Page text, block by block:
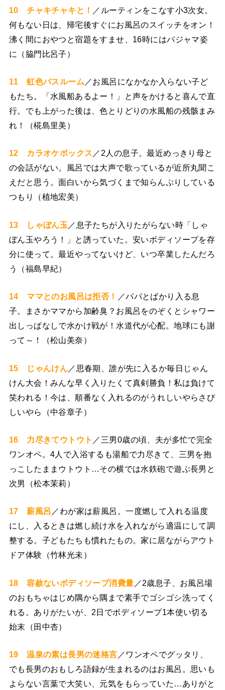
10 チャキチャキと！ ／ルーティンをこなす小3次女。
何もない日は、帰宅後すぐにお風呂のスイッチをオン！
沸く間におやつと宿題をすませ、16時にはパジャマ姿
に（脇門比呂子）
11 虹色バスルーム ／お風呂になかなか入らない子ど
もたち。「水風船あるよー！」と声をかけると喜んで直
行。でも上がった後は、色とりどりの水風船の残骸まみ
れ！（椛島里美）
12 カラオケボックス ／2人の息子。最近めっきり母と
の会話がない。風呂では大声で歌っているが近所丸聞こ
えだと思う。面白いから気づくまで知らんぷりしている
つもり（植地宏美）
13 しゃぼん玉 ／息子たちが入りたがらない時「しゃ
ぼん玉やろう！」と誘っていた。安いボディソープを存
分に使って。最近やってないけど、いつ卒業したんだろ
う（福島早紀）
14 ママとのお風呂は拒否！ ／パパとばかり入る息
子。まさかママから加齢臭？お風呂をのぞくとシャワー
出しっぱなしで水かけ戦が！水道代が心配。地球にも謝
って～！（松山美奈）
15 じゃんけん ／思春期、誰が先に入るか毎日じゃん
けん大会！みんな早く入りたくて真剣勝負！私は負けて
笑われる！今は、順番なく入れるのがうれしいやらさび
しいやら（中谷章子）
16 力尽きてウトウト ／三男0歳の頃、夫が多忙で完全
ワンオペ。4人で入浴するも湯船で力尽きて、三男を抱
っこしたままウトウト…その横では水鉄砲で遊ぶ長男と
次男（松本茉莉）
17 薪風呂 ／わが家は薪風呂。一度燃して入れる温度
にし、入るときは燃し続け水を入れながら適温にして調
整する。子どもたちも慣れたもの。家に居ながらアウト
ドア体験（竹林光未）
18 容赦ないボディソープ消費量 ／2歳息子、お風呂場
のおもちゃはじめ隅から隅まで素手でゴシゴシ洗ってく
れる。ありがたいが、2日でボディソープ1本使い切る
始末（田中杏）
19 温泉の素は長男の迷格言 ／ワンオペでグッタリ、
でも長男のおもしろ語録が生まれるのはお風呂。思いも
よらない言葉で大笑い、元気をもらっていた…ありがと